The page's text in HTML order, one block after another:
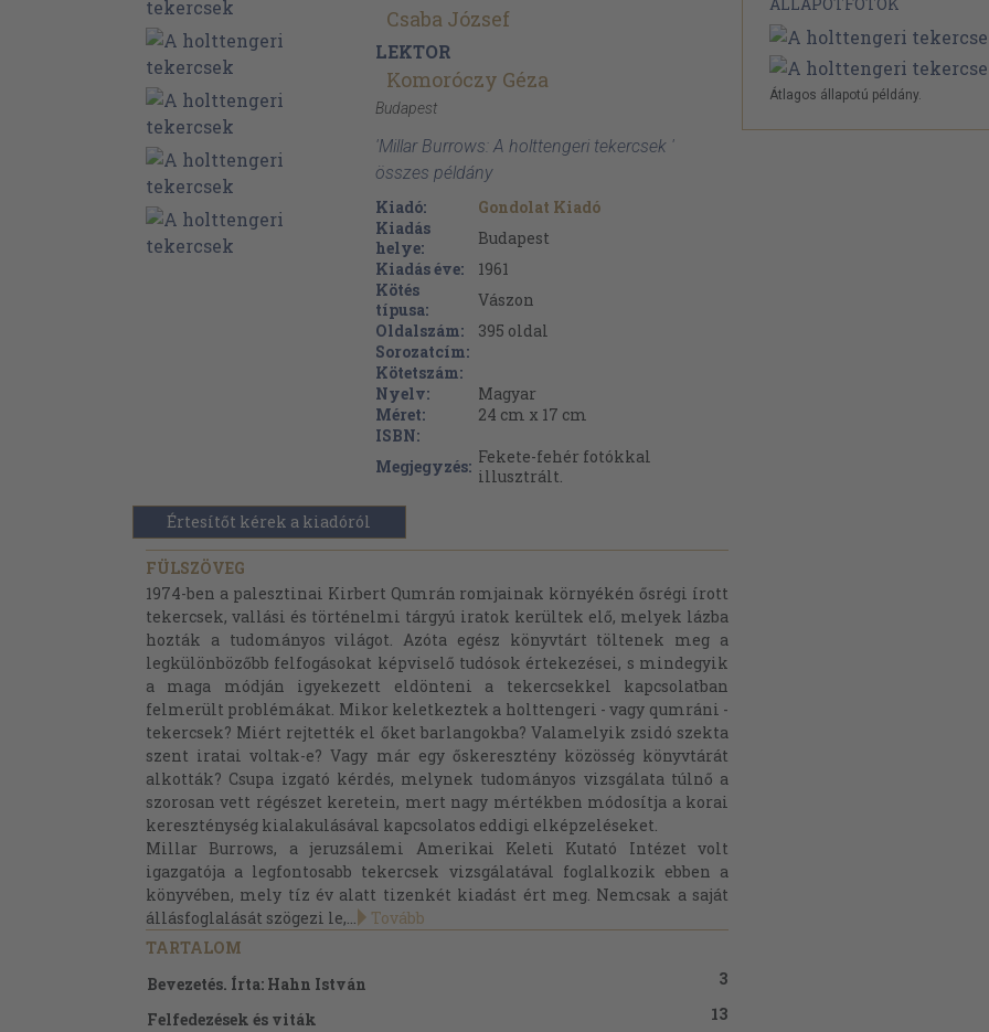
Csaba József
LEKTOR
Komoróczy Géza
Budapest
'Millar Burrows: A holttengeri tekercsek '
összes példány
Kiadó:
Gondolat Kiadó
Kiadás
helye:
Budapest
Kiadás éve:
1961
Kötés
típusa:
Vászon
Oldalszám:
395 oldal
Sorozatcím:
Kötetszám:
Nyelv:
Magyar
Méret:
24 cm x 17 cm
ISBN:
Megjegyzés: Fekete-fehér fotókkal
illusztrált.
Értesítőt kérek a kiadóról
FÜLSZÖVEG
1974-ben a palesztinai Kirbert Qumrán romjainak környékén ősrégi írott
tekercsek, vallási és történelmi tárgyú iratok kerültek elő, melyek lázba
hozták a tudományos világot. Azóta egész könyvtárt töltenek meg a
legkülönbözőbb felfogásokat képviselő tudósok értekezései, s mindegyik
a maga módján igyekezett eldönteni a tekercsekkel kapcsolatban
felmerült problémákat. Mikor keletkeztek a holttengeri - vagy qumráni -
tekercsek? Miért rejtették el őket barlangokba? Valamelyik zsidó szekta
szent iratai voltak-e? Vagy már egy őskeresztény közösség könyvtárát
alkották? Csupa izgató kérdés, melynek tudományos vizsgálata túlnő a
szorosan vett régészet keretein, mert nagy mértékben módosítja a korai
kereszténység kialakulásával kapcsolatos eddigi elképzeléseket.
Millar Burrows, a jeruzsálemi Amerikai Keleti Kutató Intézet volt
igazgatója a legfontosabb tekercsek vizsgálatával foglalkozik ebben a
könyvében, mely tíz év alatt tizenkét kiadást ért meg. Nemcsak a saját
állásfoglalását szögezi le,...
Tovább
TARTALOM
Bevezetés. Írta: Hahn István
3
Felfedezések és viták
13
Átlagos állapotú példány.